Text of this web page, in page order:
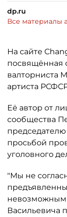
dp.ru
Все материалы
На сайте
посвящённая
валторниста
артиста
Её автор от
сообщества
просьбой
уголовного
"Мы не
невозможным
Васильевича